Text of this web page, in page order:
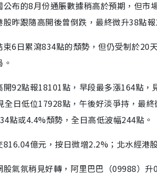
公布的8月份通脹數據稍高於預期，但
股昨跟隨高開後曾倒跌，最終微升38點報
束6日累瀉834點的頹勢，但仍受制於20
開92點報18101點，早段最多漲164點
全日低位17928點，午後好淡爭持，最
點或4.4%頹勢，全日高低波幅244點。
816.04億元，按日微增2.2%；北水經港
股氣氛稍見好轉，阿里巴巴（09988）